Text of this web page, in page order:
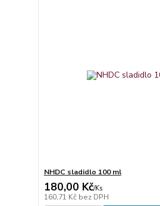
NHDC sladidlo 100 ml
180,00 Kč/Ks
160,71 Kč bez DPH